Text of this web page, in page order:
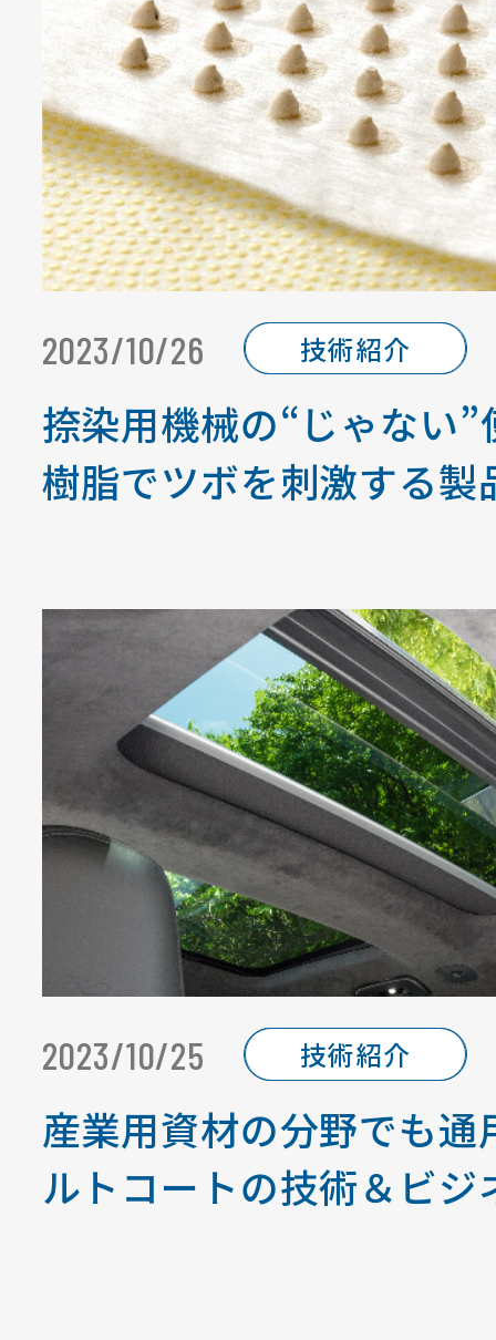
2023/10/26 技術紹介
捺染用機械の“じゃない
樹脂でツボを刺激する製
2023/10/25 技術紹介
産業用資材の分野でも
ルトコートの技術＆ビジ